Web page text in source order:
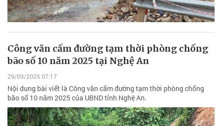
Công văn cấm đường tạm thời phòng chống
bão số 10 năm 2025 tại Nghệ An
29/09/2025 07:17
Nội dung bài viết là Công văn cấm đường tạm thời phòng chống
bão số 10 năm 2025 của UBND tỉnh Nghệ An.